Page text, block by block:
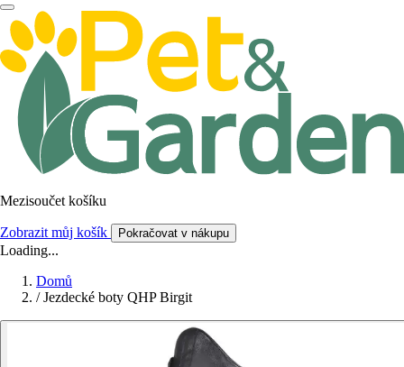
Mezisoučet košíku
Zobrazit můj košík Pokračovat v nákupu
Loading...
Domů
/ Jezdecké boty QHP Birgit